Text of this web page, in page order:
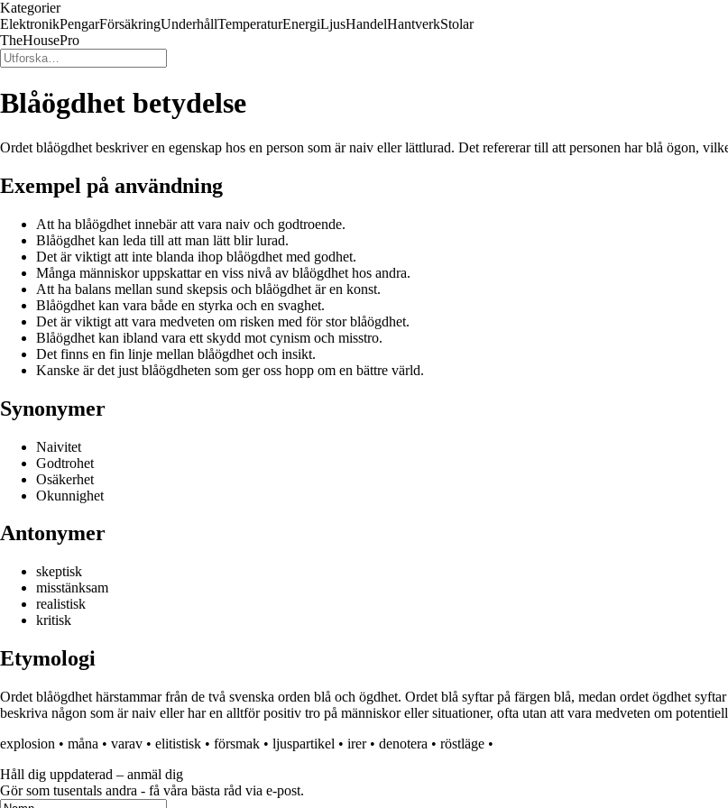
Kategorier
ElektronikPengarFörsäkringUnderhållTemperaturEnergiLjusHandelHantverkStolar
TheHousePro
Blåögdhet betydelse
Ordet blåögdhet beskriver en egenskap hos en person som är naiv eller lättlurad. Det refererar till att personen har blå ögon,
Exempel på användning
Att ha blåögdhet innebär att vara naiv och godtroende.
Blåögdhet kan leda till att man lätt blir lurad.
Det är viktigt att inte blanda ihop blåögdhet med godhet.
Många människor uppskattar en viss nivå av blåögdhet hos andra.
Att ha balans mellan sund skepsis och blåögdhet är en konst.
Blåögdhet kan vara både en styrka och en svaghet.
Det är viktigt att vara medveten om risken med för stor blåögdhet.
Blåögdhet kan ibland vara ett skydd mot cynism och misstro.
Det finns en fin linje mellan blåögdhet och insikt.
Kanske är det just blåögdheten som ger oss hopp om en bättre värld.
Synonymer
Naivitet
Godtrohet
Osäkerhet
Okunnighet
Antonymer
skeptisk
misstänksam
realistisk
kritisk
Etymologi
Ordet blåögdhet härstammar från de två svenska orden blå och ögdhet. Ordet blå syftar på färgen blå, medan ordet ögdhet
beskriva någon som är naiv eller har en alltför positiv tro på människor eller situationer, ofta utan att vara medveten om
explosion • måna • varav • elitistisk • försmak • ljuspartikel • irer• denotera • röstläge •
Håll dig uppdaterad – anmäl dig
Gör som tusentals andra - få våra bästa råd via e-post.